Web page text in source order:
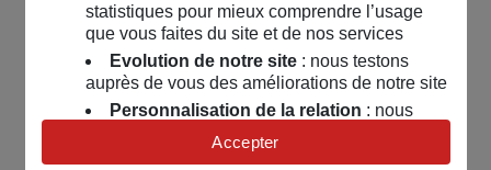
statistiques pour mieux comprendre l’usage
que vous faites du site et de nos services
Evolution de notre site: nous testons
auprès de vous des améliorations de notre site
Personnalisation de la relation : nous
nous servons de cookies pour adapter nos
contenus et personnaliser nos offres
Accepter